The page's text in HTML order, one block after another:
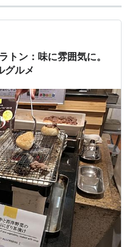
トン：味に雰囲気に。
グルメ